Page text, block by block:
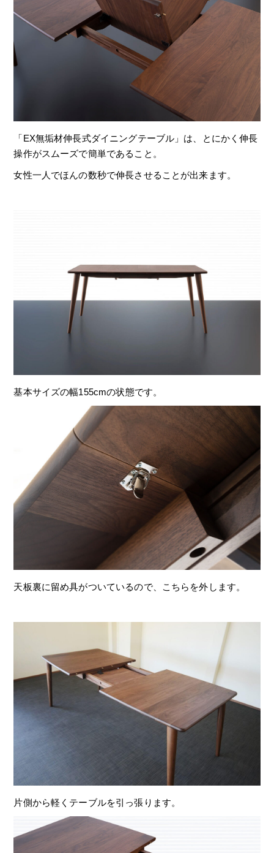
「EX無垢材伸長式ダイニングテーブル」は、とにかく伸長
操作がスムーズで簡単であること。
女性一人でほんの数秒で伸長させることが出来ます。
基本サイズの幅155cmの状態です。
天板裏に留め具がついているので、こちらを外します。
片側から軽くテーブルを引っ張ります。